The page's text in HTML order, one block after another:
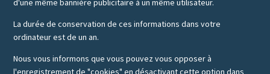
d'une même bannière publicitaire à un même utilisateur.
La durée de conservation de ces informations dans votre
ordinateur est de un an.
Nous vous informons que vous pouvez vous opposer à
l'enregistrement de "cookies" en désactivant cette option dans